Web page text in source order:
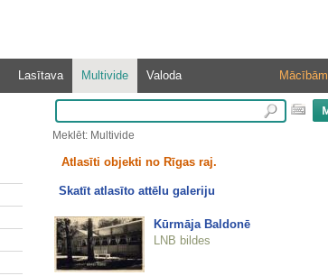
Lasītava Multivide Valoda Mācībām
Meklēt: Multivide
Atlasīti objekti no Rīgas raj.
Skatīt atlasīto attēlu galeriju
Kūrmāja Baldonē
LNB bildes